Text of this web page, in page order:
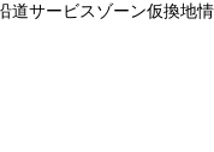
サービスゾーン仮換地